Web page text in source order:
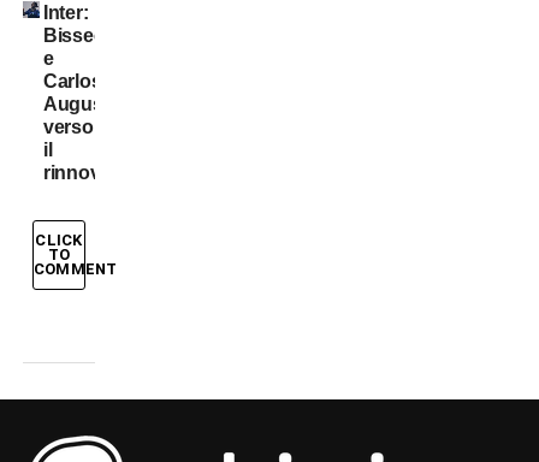
Inter:
Bisseck
e
Carlos
Augusto
verso
il
rinnovo
CLICK
TO
COMMENT